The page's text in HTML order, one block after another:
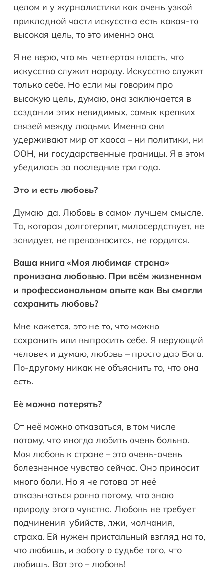
целом и у журналистики как очень узкой
прикладной части искусства есть какая-то
высокая цель, то это именно она.
Я не верю, что мы четвертая власть, что
искусство служит народу. Искусство служит
только себе. Но если мы говорим про
высокую цель, думаю, она заключается в
создании этих невидимых, самых крепких
связей между людьми. Именно они
удерживают мир от хаоса – ни политики, ни
ООН, ни государственные границы. Я в этом
убедилась за последние три года.
Это и есть любовь?
Думаю, да. Любовь в самом лучшем смысле.
Та, которая долготерпит, милосердствует, не
завидует, не превозносится, не гордится.
Ваша книга «Моя любимая страна»
пронизана любовью. При всём жизненном
и профессиональном опыте как Вы смогли
сохранить любовь?
Мне кажется, это не то, что можно
сохранить или выпросить себе. Я верующий
человек и думаю, любовь – просто дар Бога.
По-другому никак не объяснить то, что она
есть.
Её можно потерять?
От неё можно отказаться, в том числе
потому, что иногда любить очень больно.
Моя любовь к стране – это очень-очень
болезненное чувство сейчас. Оно приносит
много боли. Но я не готова от неё
отказываться ровно потому, что знаю
природу этого чувства. Любовь не требует
подчинения, убийств, лжи, молчания,
страха. Ей нужен пристальный взгляд на то,
что любишь, и заботу о судьбе того, что
любишь. Вот это – любовь!